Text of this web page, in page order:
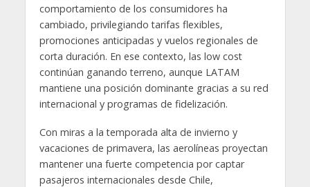
comportamiento de los consumidores ha
cambiado, privilegiando tarifas flexibles,
promociones anticipadas y vuelos regionales de
corta duración. En ese contexto, las low cost
continúan ganando terreno, aunque LATAM
mantiene una posición dominante gracias a su red
internacional y programas de fidelización.
Con miras a la temporada alta de invierno y
vacaciones de primavera, las aerolíneas proyectan
mantener una fuerte competencia por captar
pasajeros internacionales desde Chile,